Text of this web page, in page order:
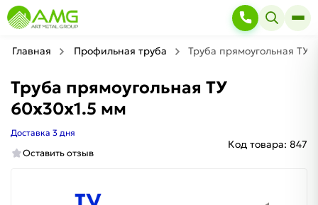
Главная Профильная труба Труба прямоугольная ТУ
Труба прямоугольная ТУ
60х30х1.5 мм
Доставка 3 дня
Оставить отзыв
Код товара: 847